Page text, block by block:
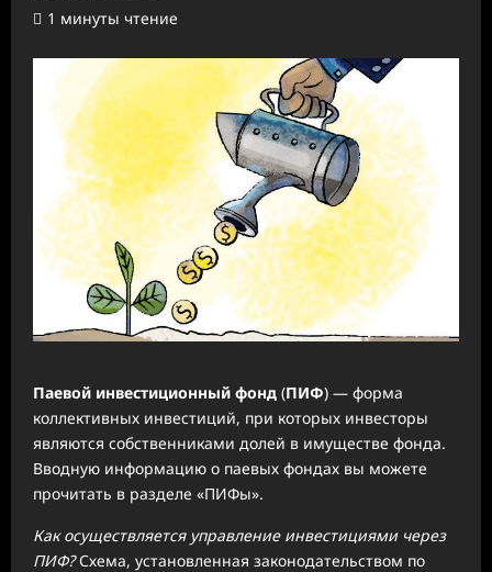
1 минуты чтение
Паевой инвестиционный фонд (ПИФ) — форма
коллективных инвестиций, при которых инвесторы
являются собственниками долей в имуществе фонда.
Вводную информацию о паевых фондах вы можете
прочитать в разделе «ПИФы».
Как осуществляется управление инвестициями через
ПИФ?Схема, установленная законодательством по